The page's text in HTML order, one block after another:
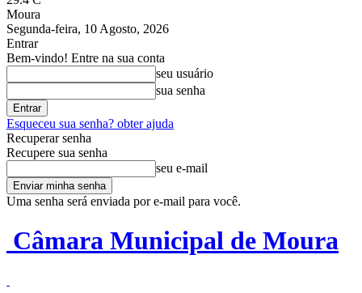
Moura
Segunda-feira, 10 Agosto, 2026
Entrar
Bem-vindo! Entre na sua conta
seu usuário
sua senha
Esqueceu sua senha? obter ajuda
Recuperar senha
Recupere sua senha
seu e-mail
Uma senha será enviada por e-mail para você.
Câmara Municipal de Moura